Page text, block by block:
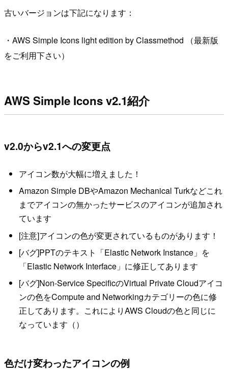
古いバージョンは下記になります：
・AWS Simple Icons light edition by Classmethod （最新版
をご利用下さい）
AWS Simple Icons v2.1紹介
v2.0からv2.1への変更点
アイコン数が大幅に増えました！
Amazon Simple DBやAmazon Mechanical Turkなどこれ
までアイコンの無かったサービスのアイコンが追加され
ています
[注意]アイコンの色が変更されているものがあります！
[バグ]PPTのテキスト「Elastic Network Instance」を
「Elastic Network Interface」に修正してあります
[バグ]Non-Service SpecificのVirtual Private Cloudアイコ
ンの色をCompute and Networkingカテゴリーの色に修
正してあります。これによりAWS Cloudの色と同じに
なっています（）
色だけ変わったアイコンの例